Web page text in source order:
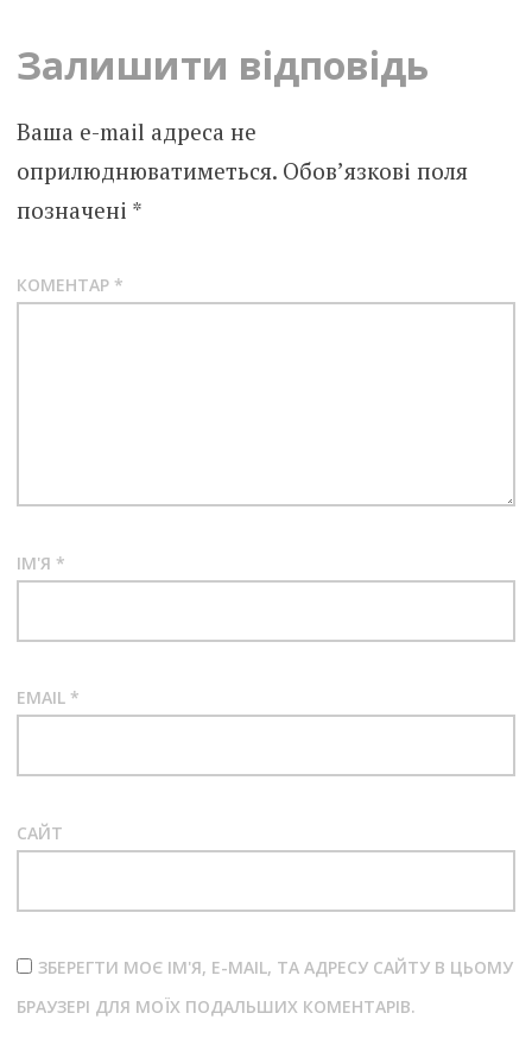
Залишити відповідь
Ваша e-mail адреса не
оприлюднюватиметься. Обов’язкові поля
позначені *
КОМЕНТАР *
ІМ'Я *
EMAIL *
САЙТ
ЗБЕРЕГТИ МОЄ ІМ'Я, E-MAIL, ТА АДРЕСУ САЙТУ В ЦЬОМУ
БРАУЗЕРІ ДЛЯ МОЇХ ПОДАЛЬШИХ КОМЕНТАРІВ.